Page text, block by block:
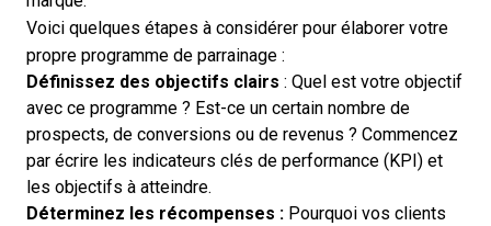
Voici quelques étapes à considérer pour élaborer votre
propre programme de parrainage :
Définissez des objectifs clairs : Quel est votre objectif
avec ce programme ? Est-ce un certain nombre de
prospects, de conversions ou de revenus ? Commencez
par écrire les indicateurs clés de performance (KPI) et
les objectifs à atteindre.
Déterminez les récompenses : Pourquoi vos clients